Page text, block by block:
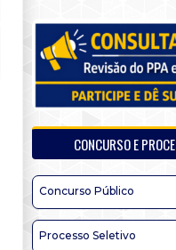
CONCURSO E
Concurso Público
Processo Seletivo